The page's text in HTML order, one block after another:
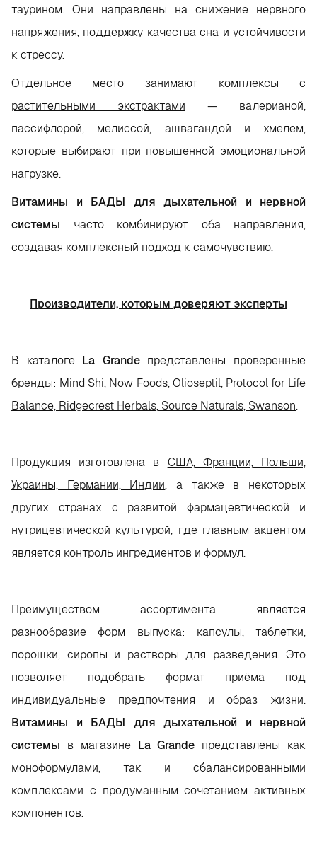
таурином. Они направлены на снижение нервного
напряжения, поддержку качества сна и устойчивости
к стрессу.
Отдельное место занимают комплексы с
растительными экстрактами — валерианой,
пассифлорой, мелиссой, ашвагандой и хмелем,
которые выбирают при повышенной эмоциональной
нагрузке.
Витамины и БАДЫ для дыхательной и нервной
системы часто комбинируют оба направления,
создавая комплексный подход к самочувствию.
Производители, которым доверяют эксперты
В каталоге La Grandeпредставлены проверенные
бренды: Mind Shi, Now Foods, Olioseptil, Protocol for Life
Balance, Ridgecrest Herbals, Source Naturals, Swanson.
Продукция изготовлена в США, Франции, Польши,
Украины, Германии, Индии, а также в некоторых
других странах с развитой фармацевтической и
нутрицевтической культурой, где главным акцентом
является контроль ингредиентов и формул.
Преимуществом ассортимента является
разнообразие форм выпуска: капсулы, таблетки,
порошки, сиропы и растворы для разведения. Это
позволяет подобрать формат приёма под
индивидуальные предпочтения и образ жизни.
Витамины и БАДЫ для дыхательной и нервной
системы в магазине La Grande представлены как
моноформулами, так и сбалансированными
комплексами с продуманным сочетанием активных
компонентов.